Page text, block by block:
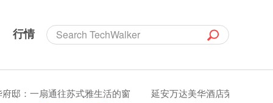
行情
一扇通往苏式雅生活的窗 延安万达美华酒店荣登抖音好评